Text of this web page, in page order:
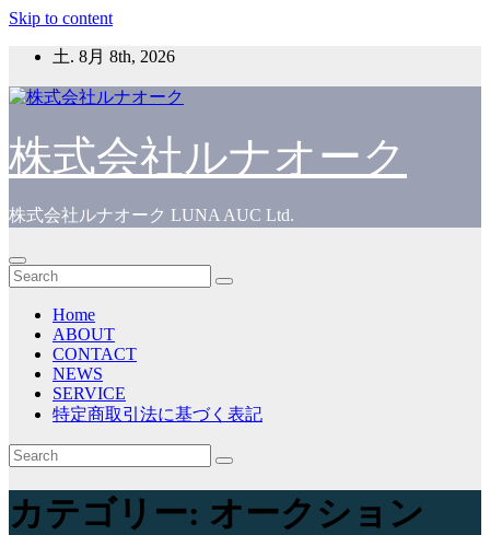
Skip to content
土. 8月 8th, 2026
株式会社ルナオーク
株式会社ルナオーク LUNA AUC Ltd.
Home
ABOUT
CONTACT
NEWS
SERVICE
特定商取引法に基づく表記
カテゴリー: オークション